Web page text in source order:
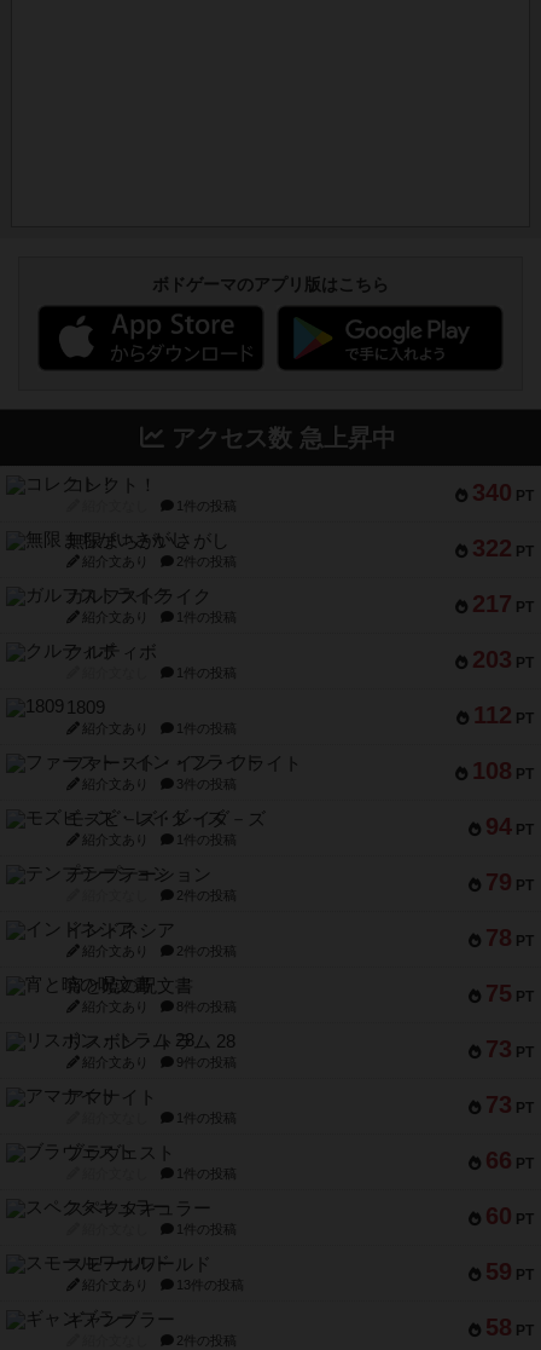
ボドゲーマのアプリ版はこちら
アクセス数 急上昇中
340 PT
コレクト！
1件の投稿
322 PT
無限まちがいさがし
紹介文あり 2件の投稿
217 PT
ガルフストライク
紹介文あり 1件の投稿
203 PT
クルティボ
1件の投稿
112 PT
1809
紹介文あり 1件の投稿
108 PT
ファースト・イン・フライト
紹介文あり 3件の投稿
94 PT
モズビ－ズ・レイダ－ズ
紹介文あり 1件の投稿
79 PT
テンプテーション
2件の投稿
78 PT
インドネシア
紹介文あり 2件の投稿
75 PT
宵と暁の呪文書
紹介文あり 8件の投稿
73 PT
リスボン・トラム 28
紹介文あり 9件の投稿
73 PT
アマナイト
1件の投稿
66 PT
ブラヴェスト
1件の投稿
60 PT
スペクタキュラー
1件の投稿
59 PT
スモールワールド
紹介文あり 13件の投稿
58 PT
ギャンブラー
2件の投稿